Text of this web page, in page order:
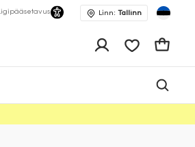
Linn: Tallinn